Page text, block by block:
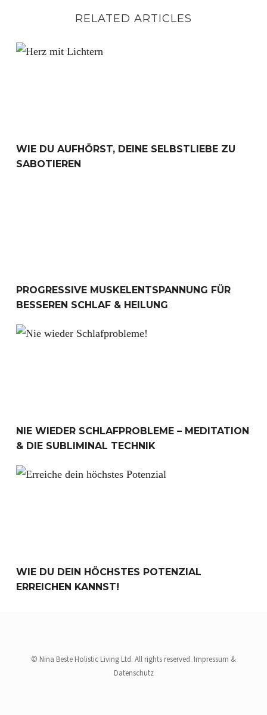
RELATED ARTICLES
Wie du aufhörst, deine Selbstliebe zu sabotieren
WIE DU AUFHÖRST, DEINE SELBSTLIEBE ZU
SABOTIEREN
PROGRESSIVE MUSKELENTSPANNUNG FÜR
BESSEREN SCHLAF & HEILUNG
Nie wieder Schlafprobleme – Meditation & die
NIE WIEDER SCHLAFPROBLEME – MEDITATION
& DIE SUBLIMINAL TECHNIK
Wie du dein höchstes Potenzial erreichen kannst!
WIE DU DEIN HÖCHSTES POTENZIAL
ERREICHEN KANNST!
© Nina Beste Holistic Living Ltd. All rights reserved. Impressum &
Datenschutz